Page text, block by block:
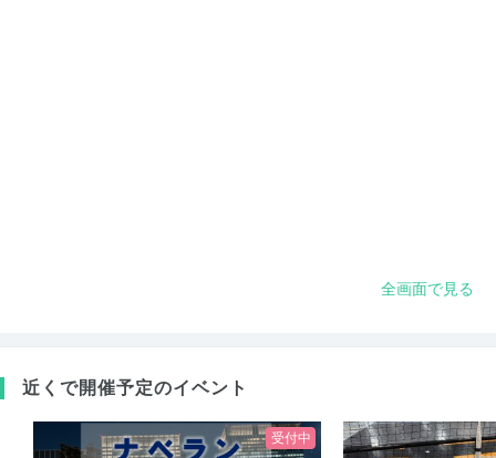
全画面で見る
近くで開催予定のイベント
受付中